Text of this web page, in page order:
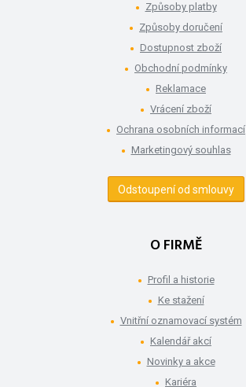
Způsoby platby
Způsoby doručení
Dostupnost zboží
Obchodní podmínky
Reklamace
Vrácení zboží
Ochrana osobních informací
Marketingový souhlas
Odstoupení od smlouvy
O FIRMĚ
Profil a historie
Ke stažení
Vnitřní oznamovací systém
Kalendář akcí
Novinky a akce
Kariéra